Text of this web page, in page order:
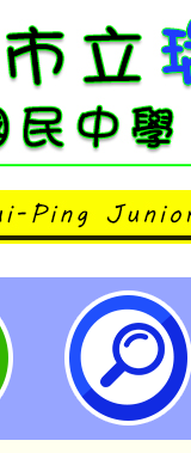
開發文教
築夢計畫
坪國民中學